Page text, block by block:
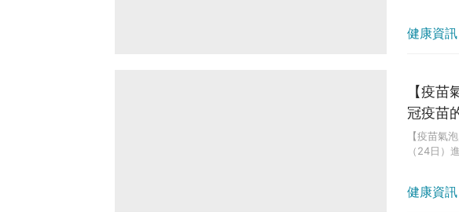
【疫
冠疫苗
【疫苗氣
（24日）